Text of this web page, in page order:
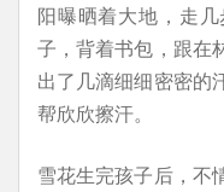
阳曝晒着大地，走
子，背着书包，跟在
出了几滴细细密密的
帮欣欣擦汗。
雪花生完孩子后，不